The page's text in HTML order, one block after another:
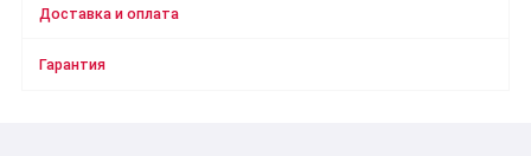
Доставка и оплата
Гарантия